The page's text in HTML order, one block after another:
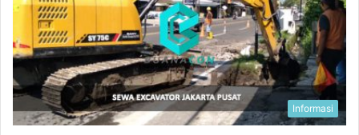
Informasi